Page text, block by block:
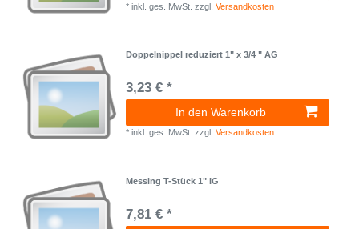
*inkl. ges. MwSt. zzgl.Versandkosten
Doppelnippel reduziert 1" x 3/4 " AG
3,23 € *
In den Warenkorb
*inkl. ges. MwSt. zzgl.Versandkosten
Messing T-Stück 1" IG
7,81 € *